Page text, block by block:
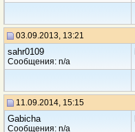
03.09.2013, 13:21
sahr0109
Сообщения: n/a
11.09.2014, 15:15
Gabicha
Сообщения: n/a